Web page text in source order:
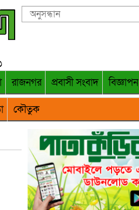
রাজনগর প্রবাসী সংবাদ
বিজ্ঞাপন
কৌতুক